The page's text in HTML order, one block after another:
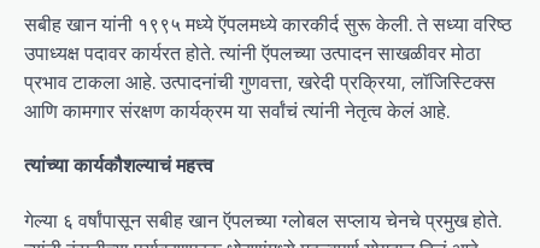
सबीह खान यांनी १९९५ मध्ये ऍपलमध्ये कारकीर्द सुरू केली. ते सध्या वरिष्ठ
उपाध्यक्ष पदावर कार्यरत होते. त्यांनी ऍपलच्या उत्पादन साखळीवर मोठा
प्रभाव टाकला आहे. उत्पादनांची गुणवत्ता, खरेदी प्रक्रिया, लॉजिस्टिक्स
आणि कामगार संरक्षण कार्यक्रम या सर्वांचं त्यांनी नेतृत्व केलं आहे.
त्यांच्या कार्यकौशल्याचं महत्त्व
गेल्या ६ वर्षांपासून सबीह खान ऍपलच्या ग्लोबल सप्लाय चेनचे प्रमुख होते.